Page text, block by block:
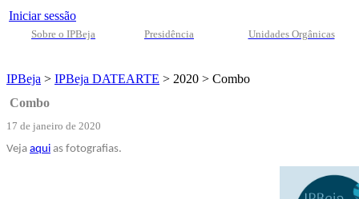
Iniciar sessão
Sobre o IPBeja Presidência Unidades Orgânicas
IPBeja > IPBeja DATEARTE > 2020 > Combo
Combo
17 de janeiro de 2020
Veja aqui as fotografias.